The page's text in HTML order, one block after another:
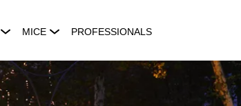
MICE PROFESSIONALS